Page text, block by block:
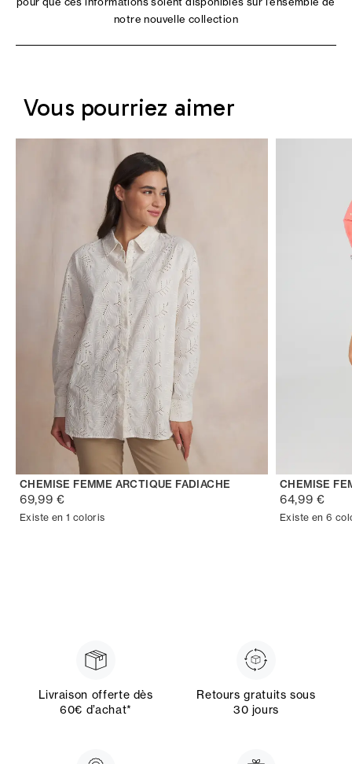
notre nouvelle collection
Vous pourriez aimer
CHEMISE FEMME ARCTIQUE FADIACHE
69,99 €
Existe en 1 coloris
CHEMISE
64,99 €
Existe en 6
Livraison offerte dès
60€ d’achat*
Retours gratuits sous
30 jours